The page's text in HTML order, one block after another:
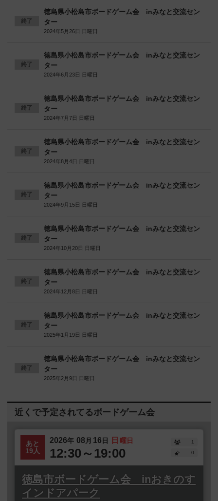
終了
徳島県小松島市ボードゲーム会 inみなと交流セン
ター
2024年5月26日 日曜日
終了
徳島県小松島市ボードゲーム会 inみなと交流セン
ター
2024年6月23日 日曜日
終了
徳島県小松島市ボードゲーム会 inみなと交流セン
ター
2024年7月7日 日曜日
終了
徳島県小松島市ボードゲーム会 inみなと交流セン
ター
2024年8月4日 日曜日
終了
徳島県小松島市ボードゲーム会 inみなと交流セン
ター
2024年9月15日 日曜日
終了
徳島県小松島市ボードゲーム会 inみなと交流セン
ター
2024年10月20日 日曜日
終了
徳島県小松島市ボードゲーム会 inみなと交流セン
ター
2024年12月8日 日曜日
終了
徳島県小松島市ボードゲーム会 inみなと交流セン
ター
2025年1月19日 日曜日
終了
徳島県小松島市ボードゲーム会 inみなと交流セン
ター
2025年2月9日 日曜日
近くで予定されてるボードゲーム会
あと
19人
2026年 08 月 16日 日 曜日
12:30～19:00
1
0
徳島市ボードゲーム会 inおきのす
インドアパーク